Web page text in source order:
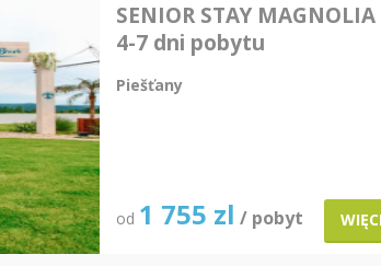
SENIOR STAY
4-7 dni pobytu
Piešťany
od 1 755 zl / pobyt